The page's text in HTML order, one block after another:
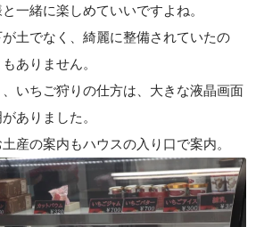
一緒に楽しめていいですよね。
土でなく、綺麗に整備されていたの
ありません。
いちご狩りの仕方は、大きな液晶画面
ありました。
産の案内もハウスの入り口で案内。